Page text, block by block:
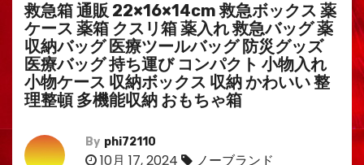
救急箱 通販 22×16×14cm 救急ボックス 薬
ケース 薬箱 クスリ箱 薬入れ 救急バッグ 薬
収納バッグ 医療ツールバッグ 防災グッズ
医療バッグ 持ち運び コンパクト 小物入れ
小物ケース 収納ボックス 収納 かわいい 整
理整頓 多機能収納 おもちゃ箱
By phi72110
10月 17, 2024 ノーブランド